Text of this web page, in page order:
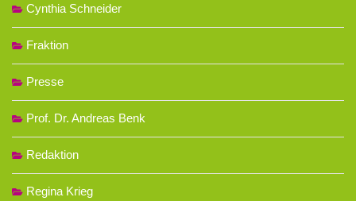
Cynthia Schneider
Fraktion
Presse
Prof. Dr. Andreas Benk
Redaktion
Regina Krieg